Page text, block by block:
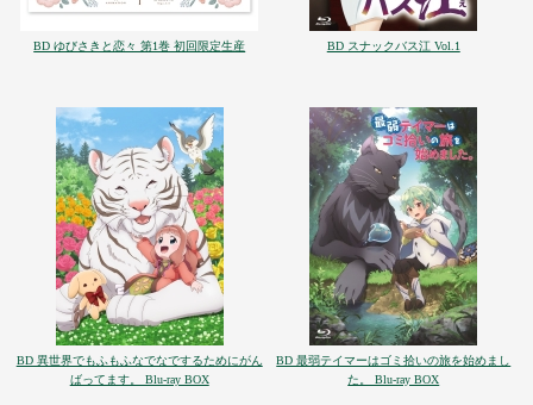
BD ゆびさきと恋々 第1巻 初回限定生産 BD スナックバス江 Vol.1
BD 異世界でもふもふなでなでするためにがん
ばってます。 Blu-ray BOX
BD 最弱テイマーはゴミ拾いの旅を始めまし
た。 Blu-ray BOX